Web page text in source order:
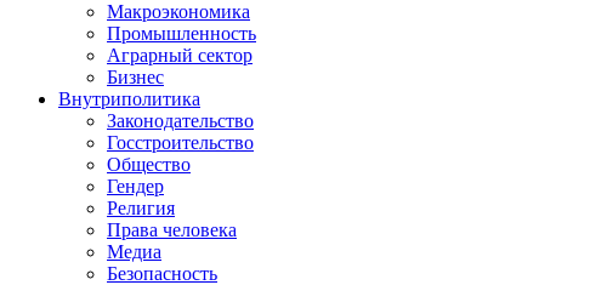
Макроэкономика
Промышленность
Аграрный сектор
Бизнес
Внутриполитика
Законодательство
Госстроительство
Общество
Гендер
Религия
Права человека
Медиа
Безопасность